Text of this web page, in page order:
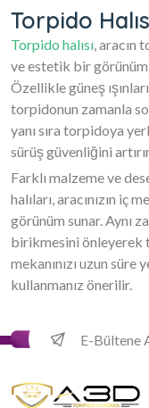
Torpido
Torpido halısı, aracın
ve estetik bir görünüm
Özellikle güneş
torpidonun zamanla
yanı sıra torpidoya
sürüş güvenliğini
Farklı malzeme ve
halıları, aracınızın iç
görünüm sunar. Aynı
birikmesini önleyerek
mekanınızı uzun
kullanmanız önerilir.